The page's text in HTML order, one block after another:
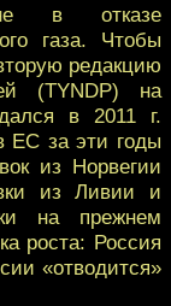
в отказе
газа. Чтобы
редакцию
(TYNDP) на
в 2011 г.
ЕС за эти годы
из Норвегии
из Ливии и
на прежнем
роста: Россия
«отводится»